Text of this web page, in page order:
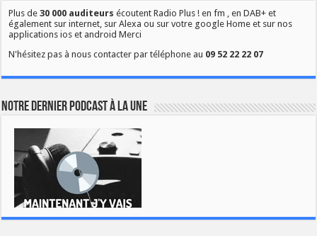
Plus de30 000 auditeurs écoutent Radio Plus ! en fm , en DAB+ et
également sur internet, sur Alexa ou sur votre google Home et sur nos
applications ios et android Merci
N'hésitez pas à nous contacter par téléphone au 09 52 22 22 07
Notre dernier podcast à la une